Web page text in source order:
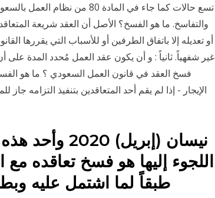
تسع حالات كما جاء في المادة
والتفاسخ. ما هو الفسخ؟ الأصل أن العقد شريعة
أو تعديله إلا باتفاق الطرفين أو للأسباب التي يقررها
غير شفهياً. ثانياً : و أن يكون عقد العمل مُحدد المدة
فسخ العقد في قانون العمل السعودي ؟ ما هو
الإيجار - إذا لم يقم أحد المتعاقدين بتنفيذ التزامه
اللجوء إليها هو فسخ تعاقده مع